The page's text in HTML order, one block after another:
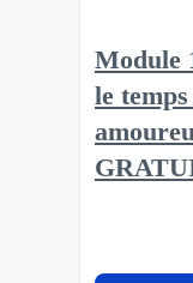
Module
le